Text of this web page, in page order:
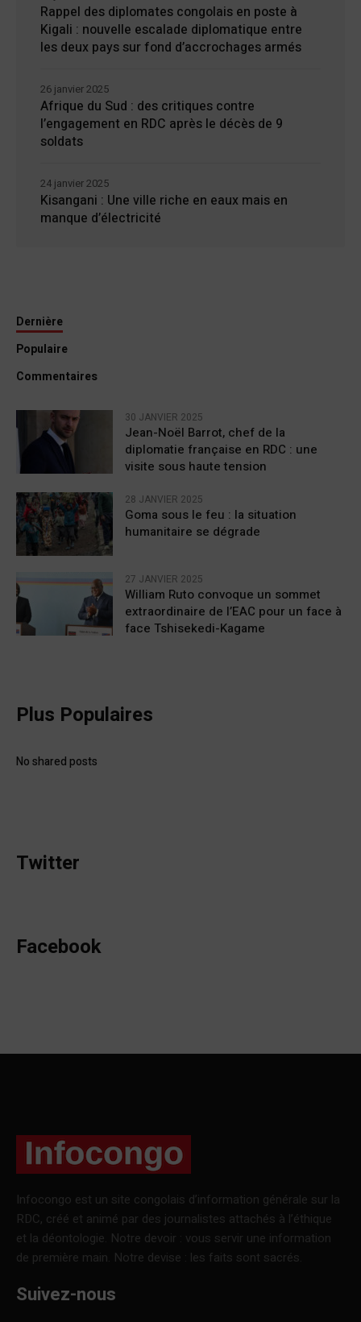
Rappel des diplomates congolais en poste à
Kigali : nouvelle escalade diplomatique entre
les deux pays sur fond d’accrochages armés
Afrique du Sud : des critiques contre
l’engagement en RDC après le décès de 9
soldats
26 janvier 2025
Kisangani : Une ville riche en eaux mais en
manque d’électricité
24 janvier 2025
Dernière
Populaire
Commentaires
30 JANVIER 2025
Jean-Noël Barrot, chef de la
diplomatie française en RDC : une
visite sous haute tension
28 JANVIER 2025
Goma sous le feu : la situation
humanitaire se dégrade
27 JANVIER 2025
William Ruto convoque un sommet
extraordinaire de l’EAC pour un face à
face Tshisekedi-Kagame
Plus Populaires
No shared posts
Twitter
Facebook
Infocongo est un site congolais d’information générale sur la
RDC, créé et animé par des journalistes attachés à l’éthique
et la déontologie. Notre devoir : vous servir une information
de première main. Notre devise : les faits sont sacrés.
Suivez-nous